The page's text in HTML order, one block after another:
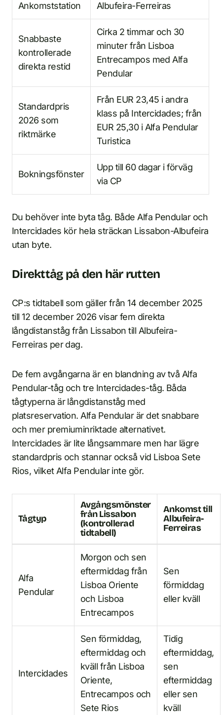
Ankomststation Albufeira-Ferreiras
Snabbaste
kontrollerade
direkta restid
Cirka 2 timmar och 30
minuter från Lisboa
Entrecampos med Alfa
Pendular
Standardpris
2026 som
riktmärke
Från EUR 23,45 i andra
klass på Intercidades; från
EUR 25,30 i Alfa Pendular
Turistica
Bokningsfönster
Upp till 60 dagar i förväg
via CP
Du behöver inte byta tåg. Både Alfa Pendular och
Intercidades kör hela sträckan Lissabon-Albufeira
utan byte.
Direkttåg på den här rutten
CP:s tidtabell som gäller från 14 december 2025
till 12 december 2026 visar fem direkta
långdistanståg från Lissabon till Albufeira-
Ferreiras per dag.
De fem avgångarna är en blandning av två Alfa
Pendular-tåg och tre Intercidades-tåg. Båda
tågtyperna är långdistanståg med
platsreservation. Alfa Pendular är det snabbare
och mer premiuminriktade alternativet.
Intercidades är lite långsammare men har lägre
standardpris och stannar också vid Lisboa Sete
Rios, vilket Alfa Pendular inte gör.
Tågtyp
Avgångsmönster
från Lissabon
(kontrollerad
tidtabell)
Ankomst till
Albufeira-
Ferreiras
Alfa
Pendular
Morgon och sen
eftermiddag från
Lisboa Oriente
och Lisboa
Entrecampos
Sen
förmiddag
eller kväll
Intercidades
Sen förmiddag,
eftermiddag och
kväll från Lisboa
Oriente,
Entrecampos och
Sete Rios
Tidig
eftermiddag,
sen
eftermiddag
eller sen
kväll